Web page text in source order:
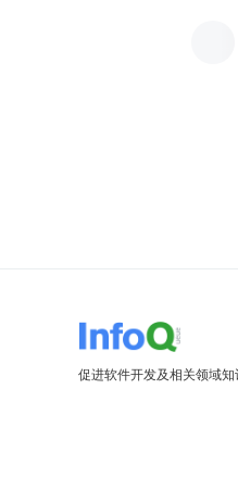
促进软件开发及相关领域